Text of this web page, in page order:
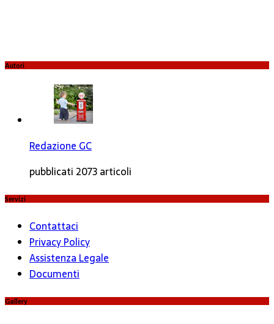
Autori
Redazione GC
pubblicati 2073 articoli
Servizi
Contattaci
Privacy Policy
Assistenza Legale
Documenti
Gallery